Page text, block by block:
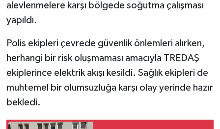
alevlenmelere karşı bölgede soğutma çalışması
yapıldı.
Polis ekipleri çevrede güvenlik önlemleri alırken,
herhangi bir risk oluşmaması amacıyla TREDAŞ
ekiplerince elektrik akışı kesildi. Sağlık ekipleri de
muhtemel bir olumsuzluğa karşı olay yerinde hazır
bekledi.